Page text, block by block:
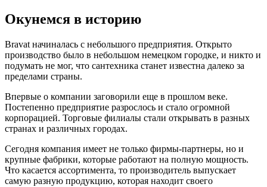
Окунемся в историю
Bravat начиналась с небольшого предприятия. Открыто
производство было в небольшом немецком городке, и никто и
подумать не мог, что сантехника станет известна далеко за
пределами страны.
Впервые о компании заговорили еще в прошлом веке.
Постепенно предприятие разрослось и стало огромной
корпорацией. Торговые филиалы стали открывать в разных
странах и различных городах.
Сегодня компания имеет не только фирмы-партнеры, но и
крупные фабрики, которые работают на полную мощность.
Что касается ассортимента, то производитель выпускает
самую разную продукцию, которая находит своего